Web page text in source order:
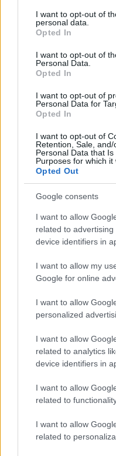
disclose it to other third
Please note that this
services and may gather
not limited to your visit or
grant or deny consent to
consent section.
I want to opt-out of
personal data.
Opted In
I want to opt-out of
Personal Data.
Opted In
I want to opt-out of
Personal Data for
Opted In
I want to opt-out of
Retention, Sale,
Personal Data that
Purposes for which it
Opted Out
Google consents
I want to allow
related to
device identifiers in
I want to allow my
Google for online
I want to allow
personalized
I want to allow
related to analytics
device identifiers in
I want to allow
related to
I want to allow
related to
InvestirMag
Lgbtq News
Investeren 24
NL Newz